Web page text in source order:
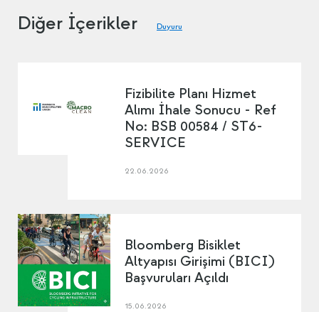
Diğer İçerikler Duyuru
Fizibilite Planı Hizmet
Alımı İhale Sonucu - Ref
No: BSB 00584 / ST6-
SERVICE
22.06.2026
Bloomberg Bisiklet
Altyapısı Girişimi (BICI)
Başvuruları Açıldı
15.06.2026